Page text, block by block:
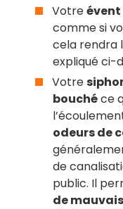
Votre
comme si
cela rendra
expliqué ci-
Votre
bouchéce
odeurs de
de
public. Il
de